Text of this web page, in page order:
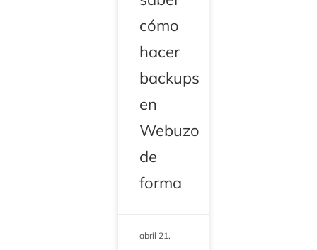
cómo
hacer
backups
en
Webuzo
de
forma
abril 21,